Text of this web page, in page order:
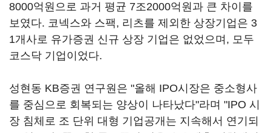
8000억원으로 과거 평균 7조2000억원과 큰 차이를
보였다. 코넥스와 스팩, 리츠를 제외한 상장기업은 3
1개사로 유가증권 신규 상장 기업은 없었으며, 모두
코스닥 기업이었다.
성현동 KB증권 연구원은 "올해 IPO시장은 중소형사
를 중심으로 회복되는 양상이 나타났다"라며 "IPO 시
장 침체로 조 단위 대형 기업공개는 지속해서 연기되